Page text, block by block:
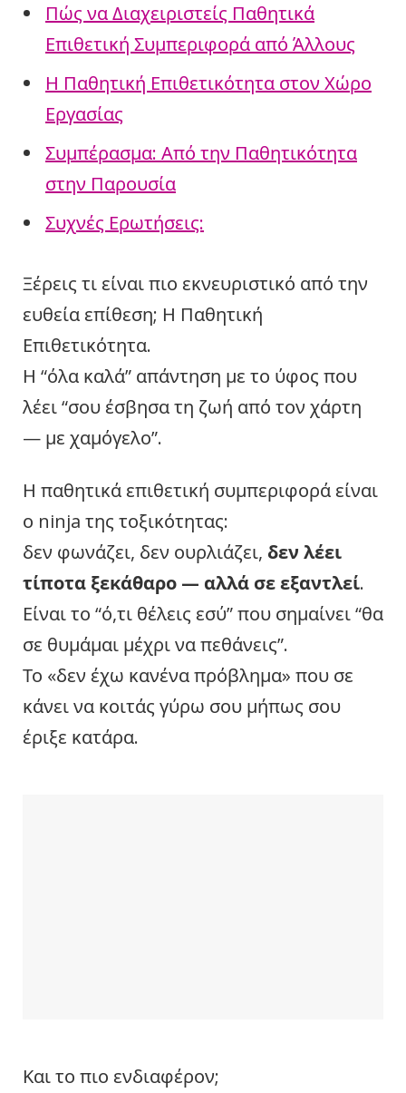
Πώς να Διαχειριστείς Παθητικά
Επιθετική Συμπεριφορά από Άλλους
Η Παθητική Επιθετικότητα στον Χώρο
Εργασίας
Συμπέρασμα: Από την Παθητικότητα
στην Παρουσία
Συχνές Ερωτήσεις:
Ξέρεις τι είναι πιο εκνευριστικό από την
ευθεία επίθεση; Η Παθητική
Επιθετικότητα.
Η “όλα καλά” απάντηση με το ύφος που
λέει “σου έσβησα τη ζωή από τον χάρτη
— με χαμόγελο”.
Η παθητικά επιθετική συμπεριφορά είναι
ο ninja της τοξικότητας:
δεν φωνάζει, δεν ουρλιάζει, δεν λέει
τίποτα ξεκάθαρο — αλλά σε εξαντλεί.
Είναι το “ό,τι θέλεις εσύ” που σημαίνει “θα
σε θυμάμαι μέχρι να πεθάνεις”.
Το «δεν έχω κανένα πρόβλημα» που σε
κάνει να κοιτάς γύρω σου μήπως σου
έριξε κατάρα.
Και το πιο ενδιαφέρον;